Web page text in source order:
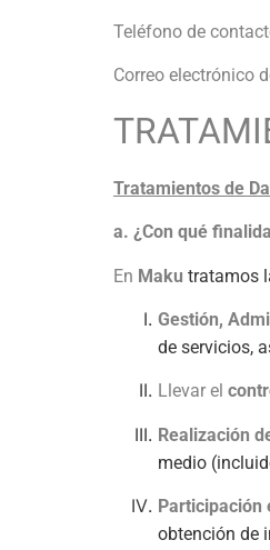
Teléfono de
Correo electrónico
Tratamientos de
a. ¿Con qué
En Maku tratamos
Gestión,
de servicios,
Llevar el
Realización
medio
Participación
obtención de